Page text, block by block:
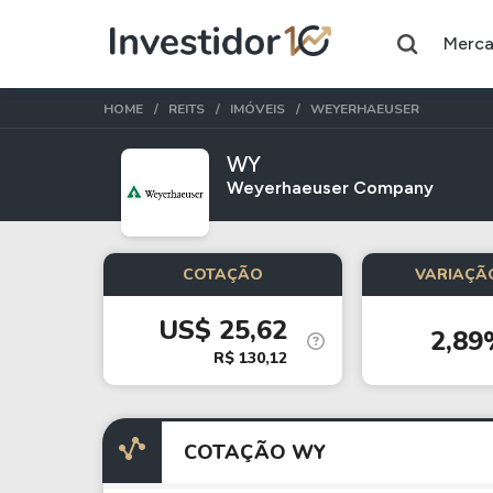
Assuntos do momento
Índice
Ibovespa
Ação
Ambev
HOME REITS IMÓVEIS WEYERHAEUSER
WY
Weyerhaeuser Company
COTAÇÃO
US$ 25,62
R$ 130,12
COTAÇÃO WY